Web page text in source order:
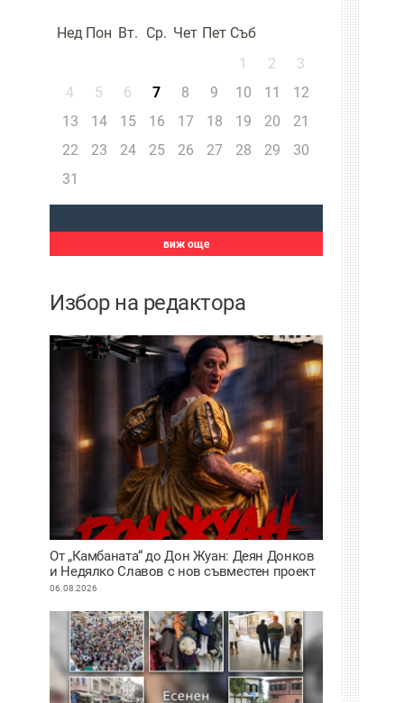
Нед Пон Вт. Ср. Чет Пет Съб
1
2
3
4
5 6 7 8 9 10 11
12
13
14 15 16 17 18 19 20
21
22
23 24 25 26 27 28 29
30
31
виж още
Избор на редактора
От „Камбаната“ до Дон Жуан: Деян Донков
и Недялко Славов с нов съвместен проект
в Пловдив
06.08.2026